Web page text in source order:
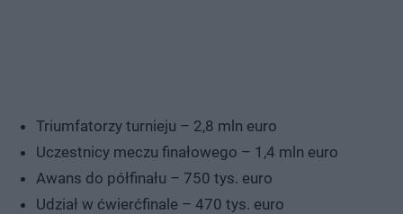
Triumfatorzy turnieju – 2,8 mln euro
Uczestnicy meczu finałowego – 1,4 mln euro
Awans do półfinału – 750 tys. euro
Udział w ćwierćfinale – 470 tys. euro